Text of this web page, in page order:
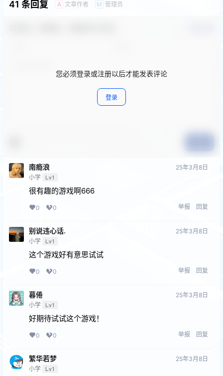
41 条回复 A 文章作者 M 管理员
您必须登录或注册以后才能发表评论
登录
南瘾浪
小学 Lv1
25年3月8日
很有趣的游戏啊666
0 0 举报 回复
别说违心话.
小学 Lv1
25年3月8日
这个游戏好有意思试试
0 0 举报 回复
暮倦
小学 Lv1
25年3月8日
好期待试试这个游戏！
0 0 举报 回复
繁华若梦
小学 Lv1
25年3月8日